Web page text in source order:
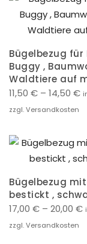
Bügelbezug für
Buggy ,
Waldtiere auf
11,50 € – 14,50 €
zzgl. Versandkosten
Bügelbezug
bestickt ,
17,00 € – 20,00 €
zzgl. Versandkosten